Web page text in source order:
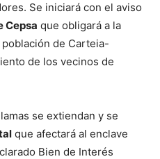
Se iniciará con el aviso
Cepsa que obligará a la
de Carteia-
de los vecinos de
se extiendan y se
que afectará al enclave
Bien de Interés